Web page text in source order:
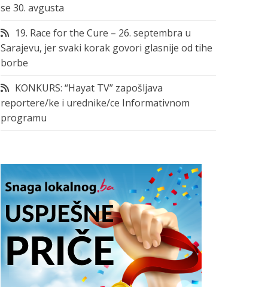
se 30. avgusta
19. Race for the Cure – 26. septembra u
Sarajevu, jer svaki korak govori glasnije od tihe
borbe
KONKURS: “Hayat TV” zapošljava
reportere/ke i urednike/ce Informativnom
programu